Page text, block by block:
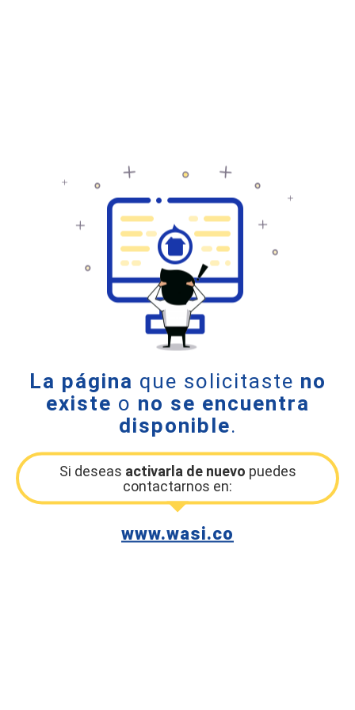
La página que solicitaste no
existe o no se encuentra
disponible.
Si deseas activarla de nuevo puedes
contactarnos en:
www.wasi.co